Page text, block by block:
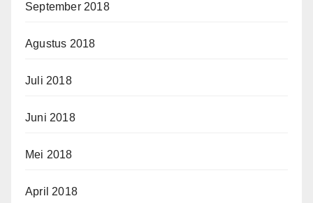
September 2018
Agustus 2018
Juli 2018
Juni 2018
Mei 2018
April 2018